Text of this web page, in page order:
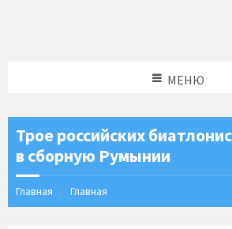
МЕНЮ
Трое российских
в сборную Румынии
Главная Главная